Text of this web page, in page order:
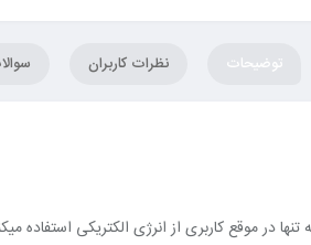
توضیحات نظرات کاربران
در موقع کاربری از انرژی الکتریکی استفاده